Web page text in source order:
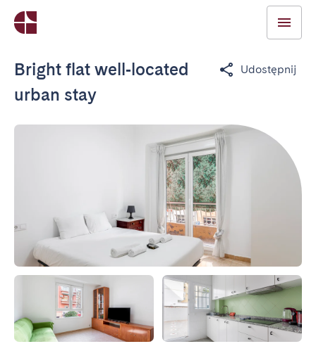
Bright flat well‑located
urban stay
Udostępnij